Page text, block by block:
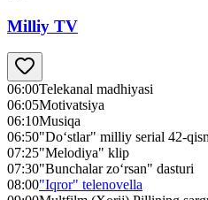
Milliy TV
06:00Telekanal madhiyasi
06:05Motivatsiya
06:10Musiqa
06:50"Do‘stlar" milliy serial 42-
07:25"Melodiya" klip
07:30"Bunchalar zo‘rsan" dasturi
08:00"Iqror" telenovella